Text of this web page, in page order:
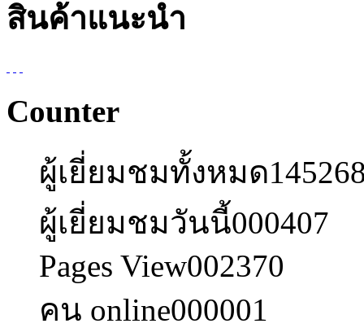
สินค้าแนะนำ
Counter
ผู้เยี่ยมชมทั้งหมด
ผู้เยี่ยมชมวันนี้000407
Pages View002370
คน online000001